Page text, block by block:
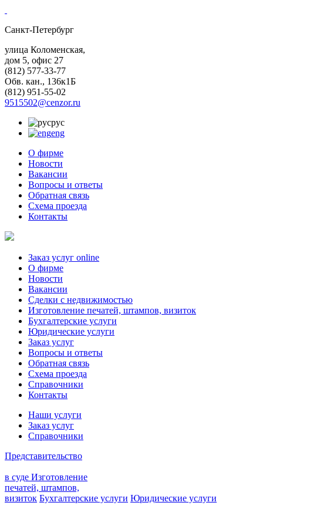
Санкт-Петербург
улица Коломенская,
дом 5, офис 27
(812) 577-33-77
Обв. кан., 136к1Б
(812) 951-55-02
9515502@cenzor.ru
рус
eng
О фирме
Новости
Вакансии
Вопросы и ответы
Обратная связь
Схема проезда
Контакты
Заказ услуг online
О фирме
Новости
Вакансии
Сделки с недвижимостью
Изготовление печатей, штампов, визиток
Бухгалтерские услуги
Юридические услуги
Заказ услуг
Вопросы и ответы
Обратная связь
Схема проезда
Справочники
Контакты
Наши услуги
Заказ услуг
Справочники
Представительство
в суде Изготовление
печатей, штампов,
визиток Бухгалтерские услуги Юридические услуги